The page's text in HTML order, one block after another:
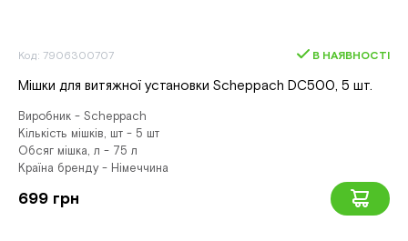
Код: 7906300707 В НАЯВНОСТІ
Мішки для витяжної установки Scheppach DC500, 5 шт.
Виробник - Scheppach
Кількість мішків, шт - 5 шт
Обсяг мішка, л - 75 л
Країна бренду - Німеччина
699 грн